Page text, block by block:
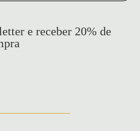
e receber 20% de